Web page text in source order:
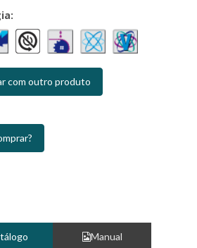
com outro produto
Manual